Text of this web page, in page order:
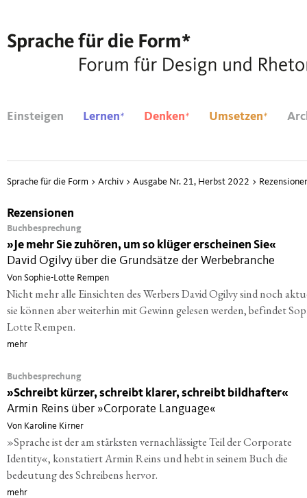
Einsteigen Lernen* Denken* Umsetzen*
Sprache für die Form > Archiv > Ausgabe Nr. 21, Herbst 2022 >
Rezensionen
Buchbesprechung
» Je mehr Sie zuhören, um so klüger erscheinen Sie«
David Ogilvy über die Grundsätze der Werbebranche
Von Sophie-Lotte Rempen
Nicht mehr alle Einsichten des Werbers David Ogilvy sind noch
sie können aber weiterhin mit Gewinn gelesen werden, befindet
Lotte Rempen.
mehr
Buchbesprechung
»Schreibt kürzer, schreibt klarer, schreibt bildhafter«
Armin Reins über »Corporate Language«
Von Karoline Kirner
»Sprache ist der am stärksten vernachlässigte Teil der Corporate
Identity«, konstatiert Armin Reins und hebt in seinem Buch die
bedeutung des Schreibens hervor.
mehr